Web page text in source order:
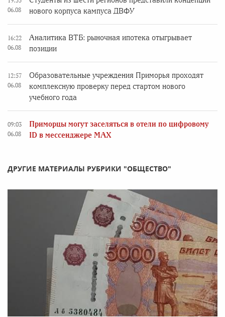
06.08
нового корпуса кампуса ДВФУ
16:22
06.08
Аналитика ВТБ: рыночная ипотека отыгрывает
позиции
12:57
06.08
Образовательные учреждения Приморья проходят
комплексную проверку перед стартом нового
учебного года
09:03
06.08
Приморцы могут заселяться в отели по цифровому
ID в мессенджере MAX
ДРУГИЕ МАТЕРИАЛЫ РУБРИКИ "ОБЩЕСТВО"